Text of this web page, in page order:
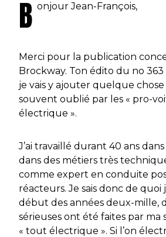
B onjour Jean-François,
Merci pour la publication
Brockway. Ton édito du no
je vais y ajouter quelque
souvent oublié par les « pro-
électrique ».
J’ai travaillé durant 40 ans
dans des métiers très
comme expert en conduite
réacteurs. Je sais donc de quoi
début des années deux-mille,
sérieuses ont été faites par ma
« tout électrique ». Si l’on